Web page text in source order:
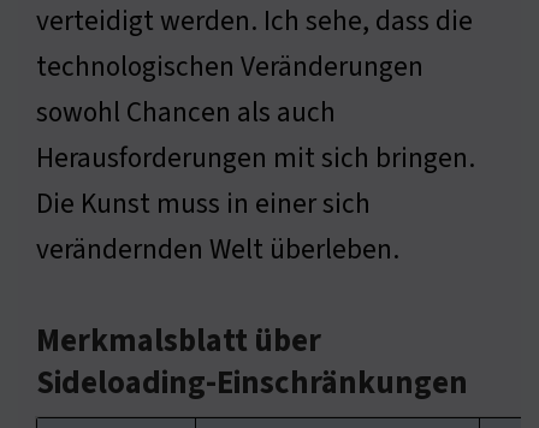
verteidigt werden. Ich sehe, dass die
technologischen Veränderungen
sowohl Chancen als auch
Herausforderungen mit sich bringen.
Die Kunst muss in einer sich
verändernden Welt überleben.
Merkmalsblatt über
Sideloading-Einschränkungen